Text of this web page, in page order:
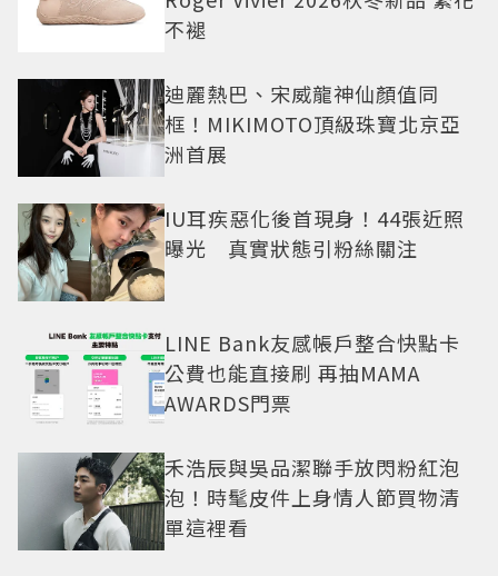
不褪
迪麗熱巴、宋威龍神仙顏值同
框！MIKIMOTO頂級珠寶北京亞
洲首展
IU耳疾惡化後首現身！44張近照
曝光 真實狀態引粉絲關注
LINE Bank友感帳戶整合快點卡
公費也能直接刷 再抽MAMA
AWARDS門票
禾浩辰與吳品潔聯手放閃粉紅泡
泡！時髦皮件上身情人節買物清
單這裡看